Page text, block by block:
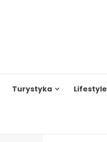
Turystyka Lifestyle